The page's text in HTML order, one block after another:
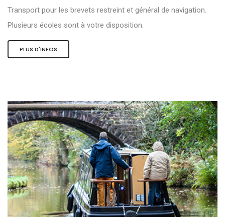
Transport pour les brevets restreint et général de navigation.
Plusieurs écoles sont à votre disposition.
PLUS D'INFOS